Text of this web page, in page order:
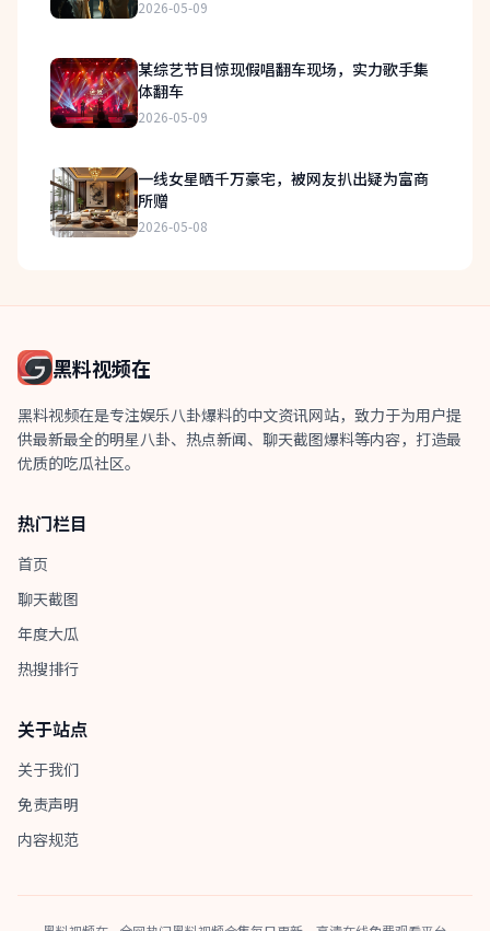
2026-05-09
某综艺节目惊现假唱翻车现场，实力歌手集
体翻车
2026-05-09
一线女星晒千万豪宅，被网友扒出疑为富商
所赠
2026-05-08
黑料视频在
黑料视频在是专注娱乐八卦爆料的中文资讯网站，致力于为用户提
供最新最全的明星八卦、热点新闻、聊天截图爆料等内容，打造最
优质的吃瓜社区。
热门栏目
首页
聊天截图
年度大瓜
热搜排行
关于站点
关于我们
免责声明
内容规范